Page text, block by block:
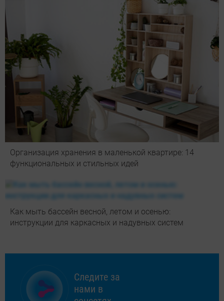
Организация хранения в маленькой квартире: 14
функциональных и стильных идей
Как мыть бассейн весной, летом и осенью:
инструкции для каркасных и надувных систем
Следите за
нами в